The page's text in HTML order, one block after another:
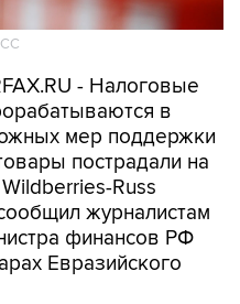
- Налоговые
в
мер поддержки
пострадали на
Russ
журналистам
финансов РФ
Евразийского